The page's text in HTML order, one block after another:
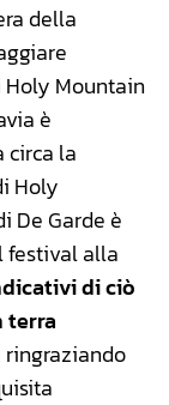
della
Holy Mountain
è
circa la
Holy
De Garde è
festival alla
di ciò
terra
ringraziando